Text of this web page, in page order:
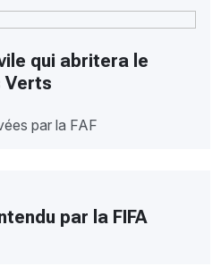
qui abritera le
Verts
par la FAF
par la FIFA